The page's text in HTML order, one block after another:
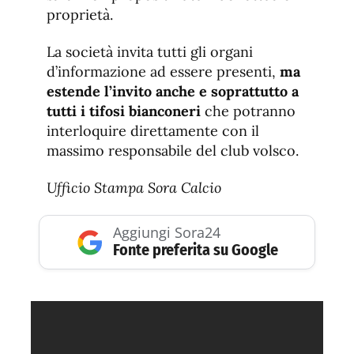
proprietà.
La società invita tutti gli organi
d’informazione ad essere presenti, ma
estende l’invito anche e soprattutto a
tutti i tifosi bianconeri che potranno
interloquire direttamente con il
massimo responsabile del club volsco.
Ufficio Stampa Sora Calcio
Aggiungi Sora24
Fonte preferita su Google